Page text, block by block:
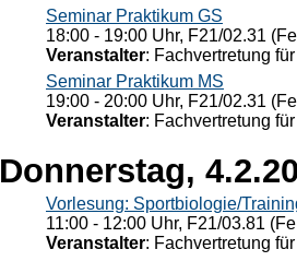
Seminar Praktikum GS
18:00 - 19:00 Uhr, F21/02.31
Veranstalter: Fachvertretung
Seminar Praktikum MS
19:00 - 20:00 Uhr, F21/02.31
Veranstalter: Fachvertretung
Donnerstag,
Vorlesung: Sportbiologie/
11:00 - 12:00 Uhr, F21/03.81
Veranstalter: Fachvertretung